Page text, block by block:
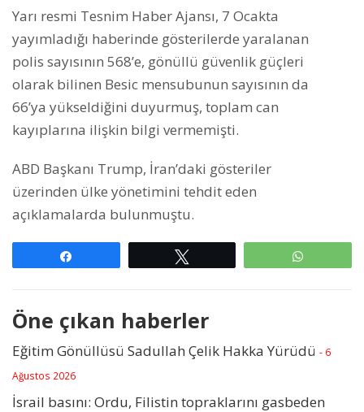
Yarı resmi Tesnim Haber Ajansı, 7 Ocakta
yayımladığı haberinde gösterilerde yaralanan
polis sayısının 568’e, gönüllü güvenlik güçleri
olarak bilinen Besic mensubunun sayısının da
66’ya yükseldiğini duyurmuş, toplam can
kayıplarına ilişkin bilgi vermemişti.
ABD Başkanı Trump, İran’daki gösteriler
üzerinden ülke yönetimini tehdit eden
açıklamalarda bulunmuştu.
Öne çıkan haberler
Eğitim Gönüllüsü Sadullah Çelik Hakka Yürüdü - 6
Ağustos 2026
İsrail basını: Ordu, Filistin topraklarını gasbeden